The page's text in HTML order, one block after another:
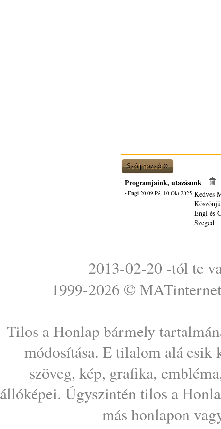
Programjaink, utazásunk
~Engi20:09 Pé, 10 Okt 2025 Kedves
Engi és
Szeged
2013-02-20 -tól te
1999-2026 © MATinternet
Tilos a Honlap bármely
módosítása. E tilalom alá esik
szöveg, kép, grafika,
állóképei. Úgyszintén tilos a
más honlapon